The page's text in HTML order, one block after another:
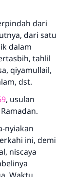
dari
dari satu
dalam
tahlil
qiyamullail,
dst.
, usulan
nyiakan
ini, demi
niscaya